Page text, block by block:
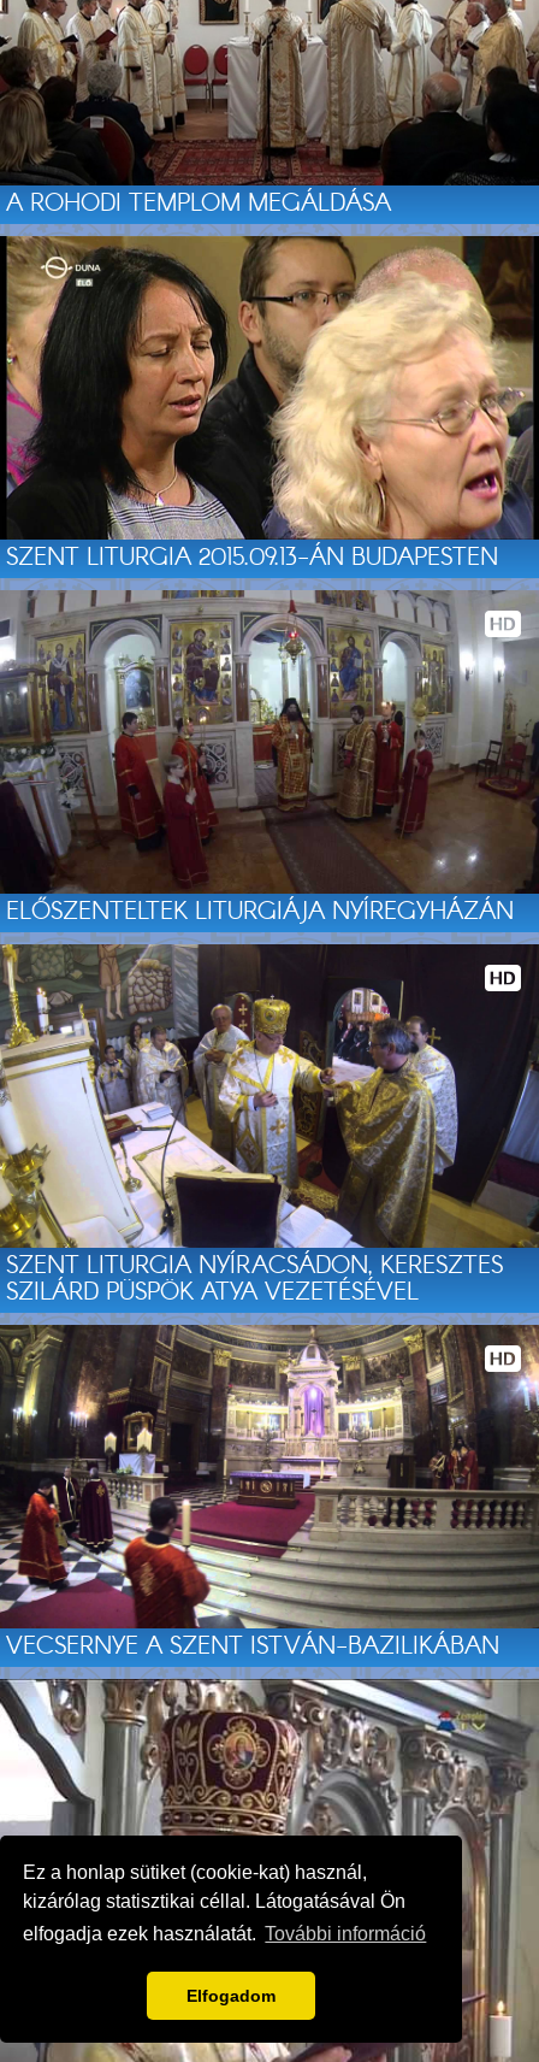
Ez a honlap sütiket (cookie-kat) használ,
kizárólag statisztikai céllal. Látogatásával Ön
elfogadja ezek használatát. További információ
Elfogadom
A ROHODI TEMPLOM MEGÁLDÁSA
SZENT LITURGIA 2015.09.13-ÁN BUDAPESTEN
ELŐSZENTELTEK LITURGIÁJA NYÍREGYHÁZÁN
SZENT LITURGIA NYÍRACSÁDON, KERESZTES
SZILÁRD PÜSPÖK ATYA VEZETÉSÉVEL
VECSERNYE A SZENT ISTVÁN-BAZILIKÁBAN